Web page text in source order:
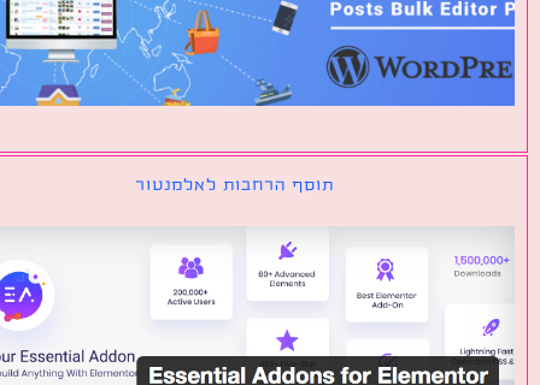
תוסף הרחבות לאלמנטור